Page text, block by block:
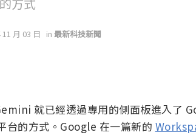
月 03 日 in 最新科技新聞
就已經透過專用的側面板進入了
台的方式。Google 在一篇新的